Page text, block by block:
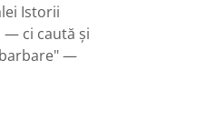
Istorii
— ci caută și
barbare" —